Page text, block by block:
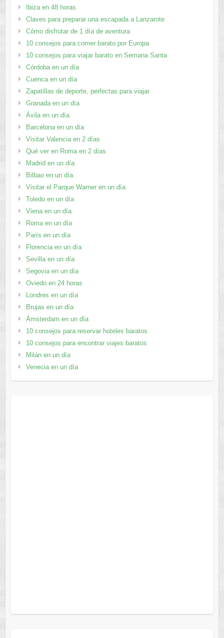
Ibiza en 48 horas
Claves para preparar una escapada a Lanzarote
Cómo disfrutar de 1 día de aventura
10 consejos para comer barato por Europa
10 consejos para viajar barato en Semana Santa
Córdoba en un día
Cuenca en un día
Zapatillas de deporte, perfectas para viajar
Granada en un día
Ávila en un día
Barcelona en un día
Visitar Valencia en 2 días
Qué ver en Roma en 2 días
Madrid en un día
Bilbao en un día
Visitar el Parque Warner en un día
Toledo en un día
Viena en un día
Roma en un día
París en un día
Florencia en un día
Sevilla en un día
Segovia en un día
Oviedo en 24 horas
Londres en un día
Brujas en un día
Ámsterdam en un día
10 consejos para reservar hoteles baratos
10 consejos para encontrar viajes baratos
Milán en un día
Venecia en un día